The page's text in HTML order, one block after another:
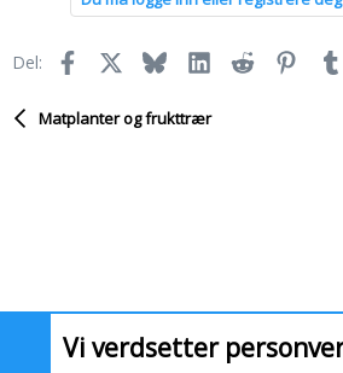
Del: Facebook BlueskyLinkedInReddit
Matplanter og frukttrær
Vi verdsetter